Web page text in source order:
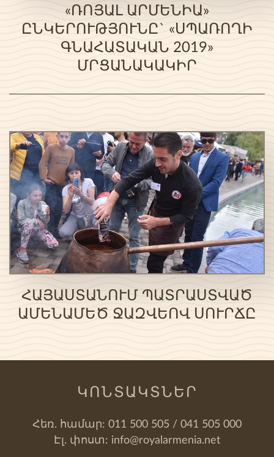
«ՌՈՅԱԼ ԱՐՄԵՆԻԱ»
ԸՆԿԵՐՈՒԹՅՈՒՆԸ` «ՍՊԱՌՈՂԻ
ԳՆԱՀԱՏԱԿԱՆ 2019»
ՄՐՑԱՆԱԿԱԿԻՐ
ՀԱՅԱՍՏԱՆՈՒՄ ՊԱՏՐԱՍՏՎԱԾ
ԱՄԵՆԱՄԵԾ ՋԱԶՎԵՈՎ ՍՈՒՐՃԸ
ԿՈՆՏԱԿՏՆԵՐ
Հեռ. համար: 011 500 505 / 041 505 000
Էլ. փոստ: info@royalarmenia.net